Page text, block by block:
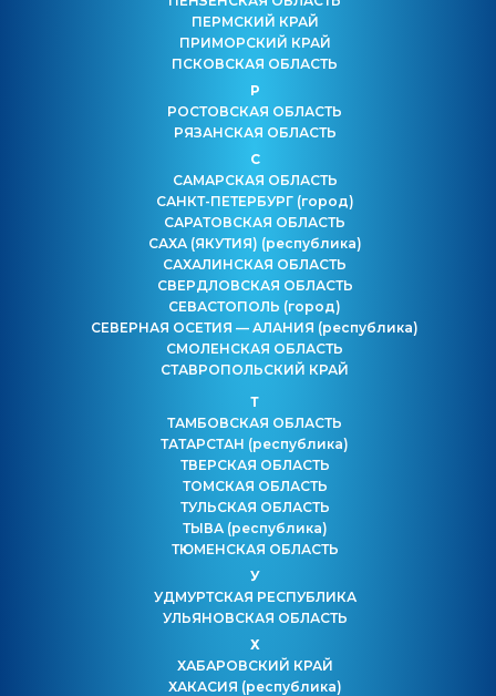
ПЕРМСКИЙ КРАЙ
ПРИМОРСКИЙ КРАЙ
ПСКОВСКАЯ ОБЛАСТЬ
Р
РОСТОВСКАЯ ОБЛАСТЬ
РЯЗАНСКАЯ ОБЛАСТЬ
С
САМАРСКАЯ ОБЛАСТЬ
САНКТ-ПЕТЕРБУРГ (город)
САРАТОВСКАЯ ОБЛАСТЬ
САХА (ЯКУТИЯ) (республика)
САХАЛИНСКАЯ ОБЛАСТЬ
СВЕРДЛОВСКАЯ ОБЛАСТЬ
СЕВАСТОПОЛЬ (город)
СЕВЕРНАЯ ОСЕТИЯ — АЛАНИЯ (республика)
СМОЛЕНСКАЯ ОБЛАСТЬ
СТАВРОПОЛЬСКИЙ КРАЙ
Т
ТАМБОВСКАЯ ОБЛАСТЬ
ТАТАРСТАН (республика)
ТВЕРСКАЯ ОБЛАСТЬ
ТОМСКАЯ ОБЛАСТЬ
ТУЛЬСКАЯ ОБЛАСТЬ
ТЫВА (республика)
ТЮМЕНСКАЯ ОБЛАСТЬ
У
УДМУРТСКАЯ РЕСПУБЛИКА
УЛЬЯНОВСКАЯ ОБЛАСТЬ
Х
ХАБАРОВСКИЙ КРАЙ
ХАКАСИЯ (республика)